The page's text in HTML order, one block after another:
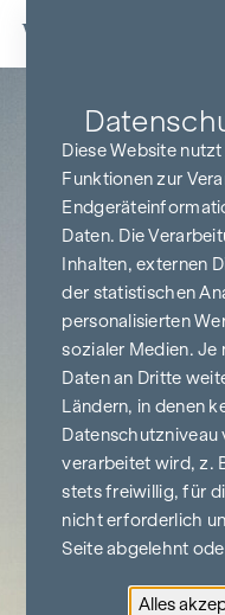
Zum Inhalt springen
Diese Website
Funktionen zur
Daten. Die
Inhalten, externen
der statistischen
personalisierten
sozialer Medien. Je
Daten an Dritte
Ländern, in denen
Datenschutzniveau
verarbeitet wird, z.
stets freiwillig, für
nicht erforderlich
Seite abgelehnt
Alles